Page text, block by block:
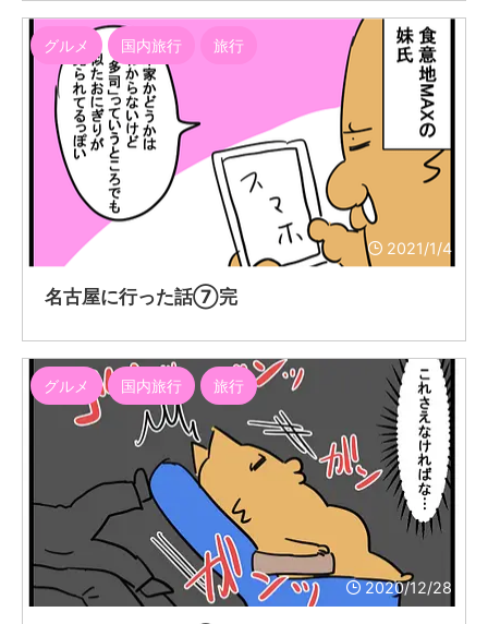
2021/1/4
グルメ 国内旅行 旅行
名古屋に行った話⑦完
2020/12/28
グルメ 国内旅行 旅行